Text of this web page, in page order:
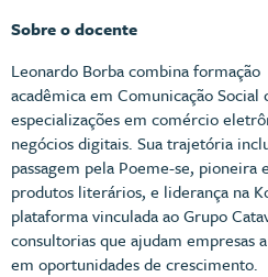
Sobre o docente
Leonardo Borba combina formação
acadêmica em Comunicação Social
especializações em comércio
negócios digitais. Sua trajetória
passagem pela Poeme-se, pioneira
produtos literários, e liderança na
plataforma vinculada ao Grupo
consultorias que ajudam empresas
em oportunidades de crescimento.